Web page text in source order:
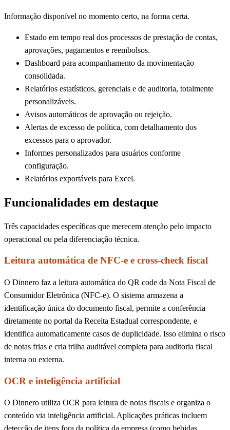
Informação disponível no momento certo, na forma certa.
Estado em tempo real dos processos de prestação de contas,
aprovações, pagamentos e reembolsos.
Dashboard para acompanhamento da movimentação
consolidada.
Relatórios estatísticos, gerenciais e de auditoria, totalmente
personalizáveis.
Avisos automáticos de aprovação ou rejeição.
Alertas de excesso de política, com detalhamento dos
excessos para o aprovador.
Informes personalizados para usuários conforme
configuração.
Relatórios exportáveis para Excel.
Funcionalidades em destaque
Três capacidades específicas que merecem atenção pelo impacto
operacional ou pela diferenciação técnica.
Leitura automática de NFC-e e cross-check fiscal
O Dinnero faz a leitura automática do QR code da Nota Fiscal de
Consumidor Eletrônica (NFC-e). O sistema armazena a
identificação única do documento fiscal, permite a conferência
diretamente no portal da Receita Estadual correspondente, e
identifica automaticamente casos de duplicidade. Isso elimina o risco
de notas frias e cria trilha auditável completa para auditoria fiscal
interna ou externa.
OCR e inteligência artificial
O Dinnero utiliza OCR para leitura de notas fiscais e organiza o
conteúdo via inteligência artificial. Aplicações práticas incluem